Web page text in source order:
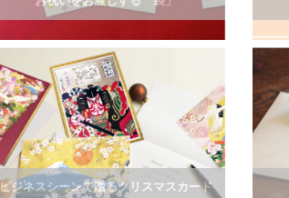
ビジネスシーンで贈るクリスマスカード